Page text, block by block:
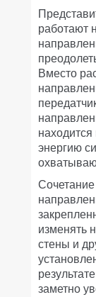
работают
Вместо
энергию
изменять
стены и
заметно